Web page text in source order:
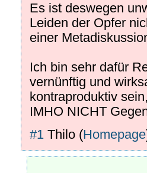
Es ist deswegen
Leiden der Opfer
einer
Ich bin sehr dafür
vernünftig und
kontraproduktiv
IMHO NICHT
#1 Thilo (Homepage